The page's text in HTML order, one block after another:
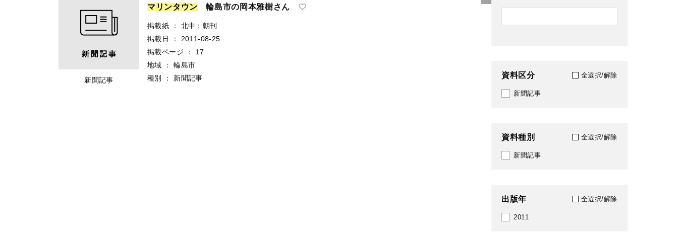
新聞記事
マ リ ンタ ウン 輪島市の岡本雅樹さん
掲載紙 ：
北中：朝刊
掲載日
：
2011-08-25
掲載ページ
：
17
地域
：
輪島市
種別
： 新聞記事 資料区分 全選択/解除
新聞記事
資料種別 全選択/解除
新聞記事
出版年 全選択/解除
2011